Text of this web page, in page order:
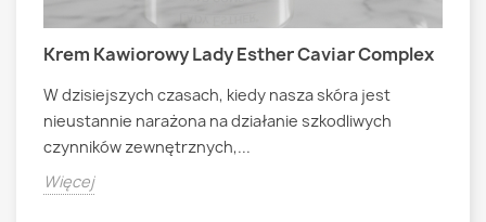
Krem Kawiorowy Lady Esther Caviar Complex
W dzisiejszych czasach, kiedy nasza skóra jest
nieustannie narażona na działanie szkodliwych
czynników zewnętrznych,...
Więcej